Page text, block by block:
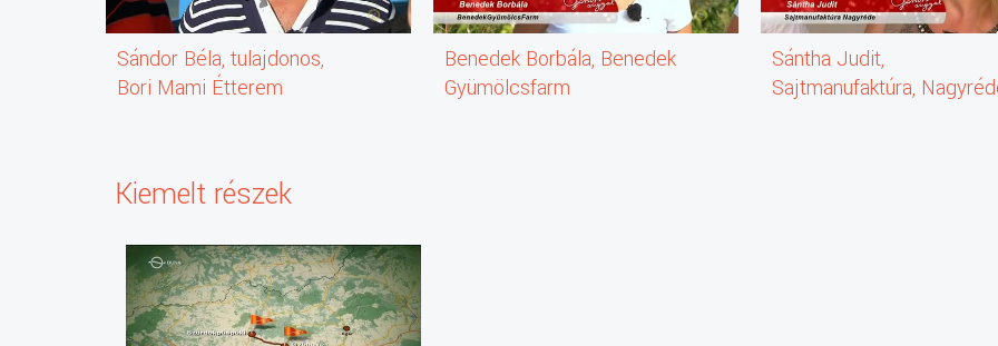
Sándor Béla, tulajdonos,
Bori Mami Étterem
Benedek Borbála, Benedek
Gyümölcsfarm
Sántha Judit,
Sajtmanufaktúra,
Kiemelt részek